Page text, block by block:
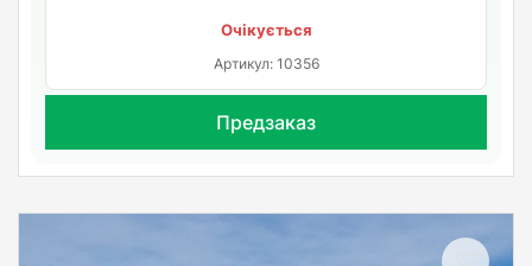
Очікується
Артикул: 10356
Предзаказ